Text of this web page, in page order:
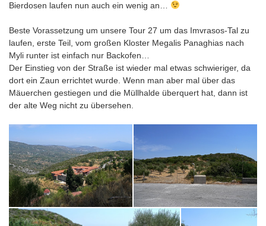
Bierdosen laufen nun auch ein wenig an…
Beste Vorassetzung um unsere Tour 27 um das Imvrasos-Tal zu
laufen, erste Teil, vom großen Kloster Megalis Panaghias nach
Myli runter ist einfach nur Backofen…
Der Einstieg von der Straße ist wieder mal etwas schwieriger, da
dort ein Zaun errichtet wurde. Wenn man aber mal über das
Mäuerchen gestiegen und die Müllhalde überquert hat, dann ist
der alte Weg nicht zu übersehen.